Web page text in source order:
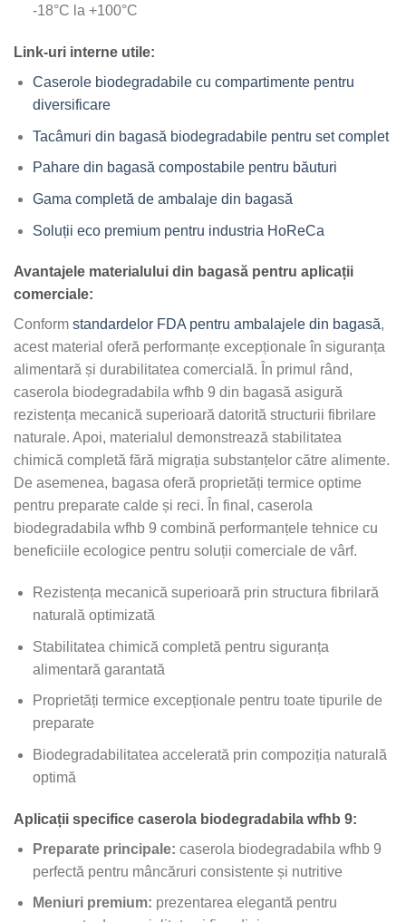
-18°C la +100°C
Link-uri interne utile:
Caserole biodegradabile cu compartimente pentru
diversificare
Tacâmuri din bagasă biodegradabile pentru set complet
Pahare din bagasă compostabile pentru băuturi
Gama completă de ambalaje din bagasă
Soluții eco premium pentru industria HoReCa
Avantajele materialului din bagasă pentru aplicații
comerciale:
Conform standardelor FDA pentru ambalajele din bagasă,
acest material oferă performanțe excepționale în siguranța
alimentară și durabilitatea comercială. În primul rând,
caserola biodegradabila wfhb 9 din bagasă asigură
rezistența mecanică superioară datorită structurii fibrilare
naturale. Apoi, materialul demonstrează stabilitatea
chimică completă fără migrația substanțelor către alimente.
De asemenea, bagasa oferă proprietăți termice optime
pentru preparate calde și reci. În final, caserola
biodegradabila wfhb 9 combină performanțele tehnice cu
beneficiile ecologice pentru soluții comerciale de vârf.
Rezistența mecanică superioară prin structura fibrilară
naturală optimizată
Stabilitatea chimică completă pentru siguranța
alimentară garantată
Proprietăți termice excepționale pentru toate tipurile de
preparate
Biodegradabilitatea accelerată prin compoziția naturală
optimă
Aplicații specifice caserola biodegradabila wfhb 9:
Preparate principale: caserola biodegradabila wfhb 9
perfectă pentru mâncăruri consistente și nutritive
Meniuri premium: prezentarea elegantă pentru